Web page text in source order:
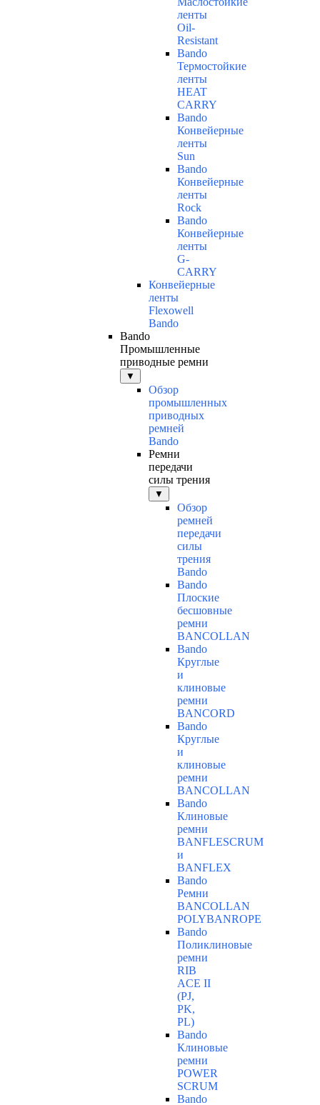
ленты
Oil-
Resistant
Bando
Термостойкие
ленты
HEAT
CARRY
Bando
Конвейерные
ленты
Sun
Bando
Конвейерные
ленты
Rock
Bando
Конвейерные
ленты
G-
CARRY
Конвейерные
ленты
Flexowell
Bando
Bando
Промышленные
приводные ремни
▼
Обзор
промышленных
приводных
ремней
Bando
Ремни
передачи
силы трения
▼
Обзор
ремней
передачи
силы
трения
Bando
Bando
Плоские
бесшовные
ремни
BANCOLLAN
Bando
Круглые
и
клиновые
ремни
BANCORD
Bando
Круглые
и
клиновые
ремни
BANCOLLAN
Bando
Клиновые
ремни
BANFLESCRUM
и
BANFLEX
Bando
Ремни
BANCOLLAN
POLYBANROPE
Bando
Поликлиновые
ремни
RIB
ACE II
(PJ,
PK,
PL)
Bando
Клиновые
ремни
POWER
SCRUM
Bando